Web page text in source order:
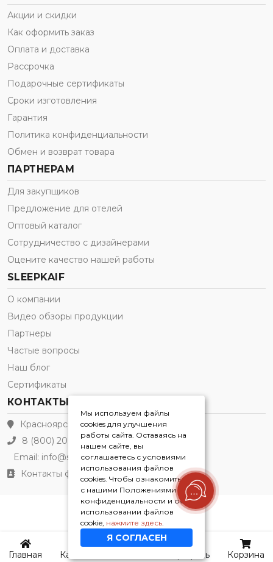
Мы используем файлы
cookies для улучшения
работы сайта. Оставаясь на
нашем сайте, вы
соглашаетесь с условиями
использования файлов
cookies. Чтобы ознакомиться
с нашими Положениями о
конфиденциальности и об
использовании файлов
cookie, нажмите здесь.
Я СОГЛАСЕН
Главная
Каталог Профиль Корзина
Акции и скидки
Как оформить заказ
Оплата и доставка
Рассрочка
Подарочные сертификаты
Сроки изготовления
Гарантия
Политика конфиденциальности
Обмен и возврат товара
ПАРТНЕРАМ
Для закупщиков
Предложение для отелей
Оптовый каталог
Сотрудничество с дизайнерами
Оцените качество нашей работы
SLEEPKAIF
О компании
Видео обзоры продукции
Партнеры
Частые вопросы
Наш блог
Сертификаты
КОНТАКТЫ
Красноярск
8 (800) 200-21-91
Email: info@sleepkaif.ru
Контакты филиалов
Sleepkaif® 2026